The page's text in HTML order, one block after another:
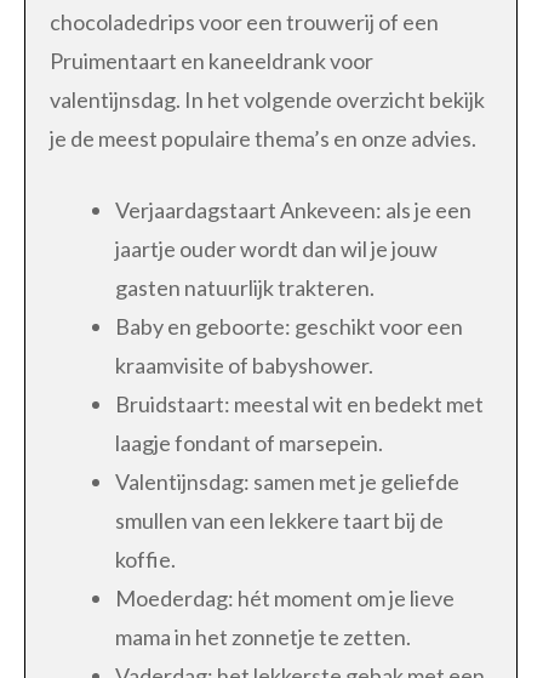
chocoladedrips voor een trouwerij of een
Pruimentaart en kaneeldrank voor
valentijnsdag. In het volgende overzicht bekijk
je de meest populaire thema’s en onze advies.
Verjaardagstaart Ankeveen: als je een
jaartje ouder wordt dan wil je jouw
gasten natuurlijk trakteren.
Baby en geboorte: geschikt voor een
kraamvisite of babyshower.
Bruidstaart: meestal wit en bedekt met
laagje fondant of marsepein.
Valentijnsdag: samen met je geliefde
smullen van een lekkere taart bij de
koffie.
Moederdag: hét moment om je lieve
mama in het zonnetje te zetten.